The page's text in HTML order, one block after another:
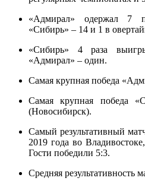
«Адмирал» одержал 7
«Сибирь» – 14 и 1 в
«Сибирь» 4 раза
«Адмирал» – один.
Самая крупная победа
Самая крупная победа
(Новосибирск).
Самый результативный
2019 года во
Гости победили 5:3.
Средняя результативность